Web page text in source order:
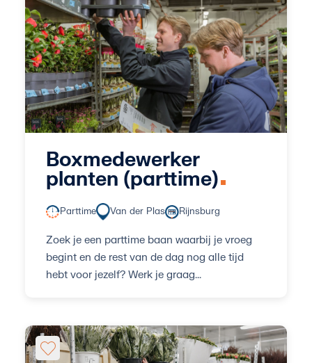
Boxmedewerker
planten (parttime)
Parttime Van der Plas Rijnsburg
Zoek je een parttime baan waarbij je vroeg
begint en de rest van de dag nog alle tijd
hebt voor jezelf? Werk je graag...